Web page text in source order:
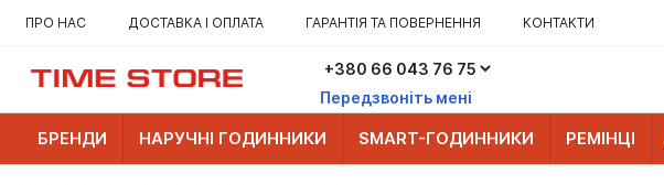
ПРО НАС ДОСТАВКА І ОПЛАТА ГАРАНТІЯ ТА ПОВЕРНЕННЯ КОНТАКТИ
Передзвоніть мені
БРЕНДИ НАРУЧНІ ГОДИННИКИ SMART-ГОДИННИКИ РЕМІНЦІ